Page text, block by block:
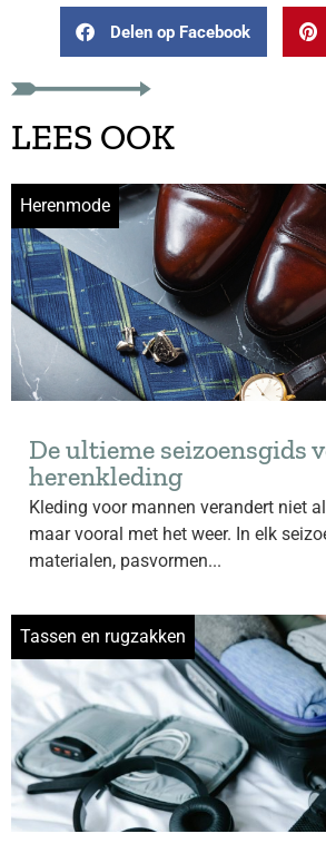
Delen op Facebook
LEES OOK
Herenmode
De ultieme seizoensgids
herenkleding
Kleding voor mannen verandert niet
maar vooral met het weer. In elk
materialen, pasvormen...
Tassen en rugzakken